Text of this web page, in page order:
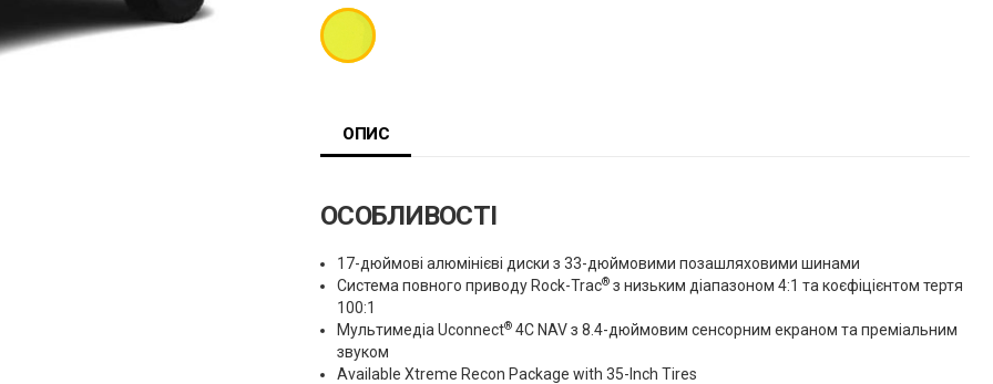
ОПИС
ОСОБЛИВОСТІ
17-дюймові алюмінієві диски з 33-дюймовими позашляховими шинами
Система повного приводу Rock-Trac® з низьким діапазоном 4:1 та коєфіцієнтом тертя
100:1
Мультимедіа Uconnect® 4C NAV з 8.4-дюймовим сенсорним екраном та преміальним
звуком
Available Xtreme Recon Package with 35-Inch Tires